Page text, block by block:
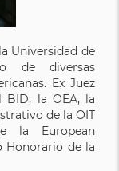
Universidad de
de diversas
Ex Juez
BID, la OEA, la
de la OIT
la European
Honorario de la